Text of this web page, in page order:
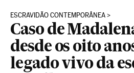
ESCRAVIDÃO CONTEMPORÂNEA
Caso de
desde os oito
legado vivo da